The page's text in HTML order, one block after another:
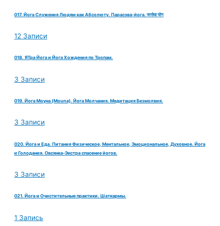
017. Йога Служения Людям как Абсолюту. Парасэва-йога. परसेवा योग
12 Записи
018. ЯТра Йога и Йога Хождения по Тропам.
3 Записи
019. Йога Моуна (Mouna). Йога Молчания. Медитация Безмолвия.
3 Записи
020. Йога и Еда. Питания Физическое, Ментальное, Эмоциональное, Духовное. Йога
и Голодания. Овсянка-Экстра спасение йогов.
3 Записи
021. Йога и Очистительные практики. Шаткармы.
1 Запись